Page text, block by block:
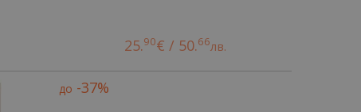
25.90€ / 50.66лв.
до -37%